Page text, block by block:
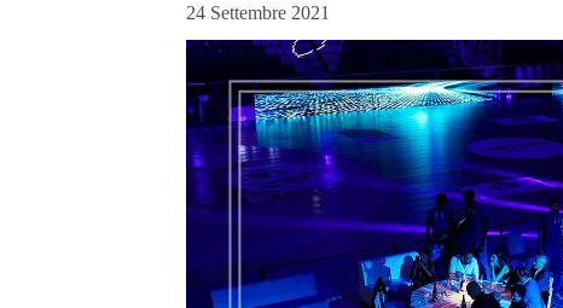
24 Settembre 2021